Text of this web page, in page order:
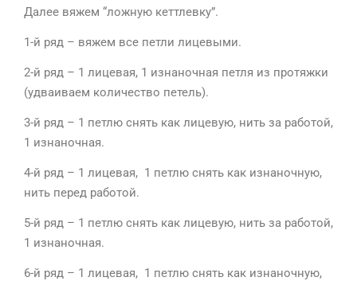
Далее вяжем “ложную кеттлевку”.
1-й ряд – вяжем все петли лицевыми.
2-й ряд – 1 лицевая, 1 изнаночная петля из протяжки
(удваиваем количество петель).
3-й ряд – 1 петлю снять как лицевую, нить за работой,
1 изнаночная.
4-й ряд – 1 лицевая, 1 петлю снять как изнаночную,
нить перед работой.
5-й ряд – 1 петлю снять как лицевую, нить за работой,
1 изнаночная.
6-й ряд – 1 лицевая, 1 петлю снять как изнаночную,